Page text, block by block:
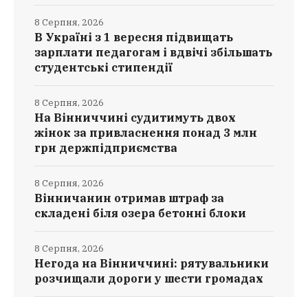
В Україні з 1 вересня підвищать
зарплати педагогам і вдвічі збільшать
студентські стипендії
8 Серпня, 2026
На Вінниччині судитимуть двох
жінок за привласнення понад 3 млн
грн держпідприємства
8 Серпня, 2026
Вінничанин отримав штраф за
складені біля озера бетонні блоки
8 Серпня, 2026
Негода на Вінниччині: рятувальники
розчищали дороги у шести громадах
8 Серпня, 2026